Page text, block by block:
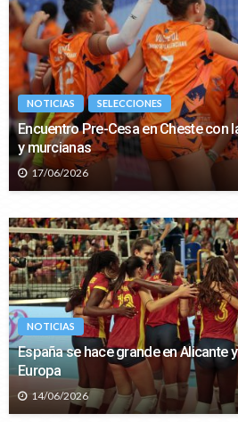
NOTICIAS SELECCIONES
Encuentro Pre-Cesa en Cheste con
y murcianas
17/06/2026
NOTICIAS
España se hace grande en Alicante
Europa
14/06/2026